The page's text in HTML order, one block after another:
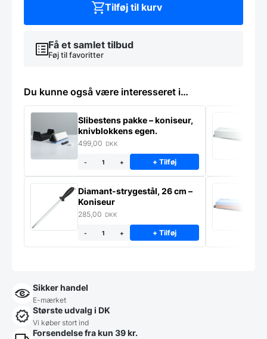
Få et samlet tilbud
Føj til favoritter
Tilføj til kurv
Du kunne også være interesseret i…
Slibestens pakke – koniseur,
knivblokkens egen.
499,00 DKK
- + + Tilføj
Diamant-strygestål, 26 cm –
Koniseur
285,00 DKK
- + + Tilføj
Sikker handel
E-mærket
Største udvalg i DK
Vi køber stort ind
Forsendelse fra kun 39 kr.